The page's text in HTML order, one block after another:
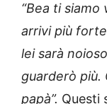
“Bea ti
arrivi più forte
lei sarà
guarderò più.
papà”. Questi